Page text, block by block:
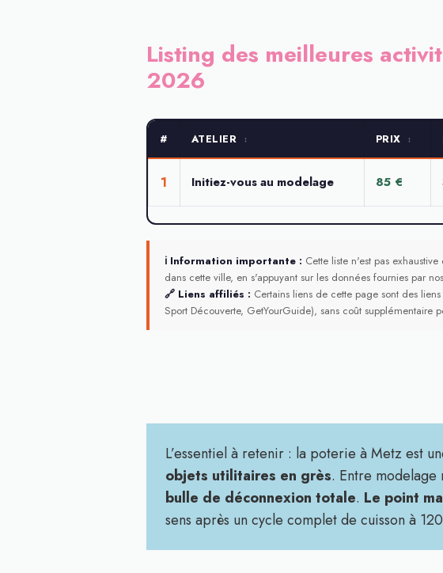
Listing des meilleures
2026
# ATELIER ↕ PRIX ↕
1 Initiez-vous au modelage 85 €
ℹ Information importante : Cette liste n'est pas
dans cette ville, en s'appuyant sur les données fournies par
🔗 Liens affiliés : Certains liens de cette page sont des
Sport Découverte, GetYourGuide), sans coût supplémentaire
L’essentiel à retenir : la poterie à Metz est
objets utilitaires en grès. Entre
bulle de déconnexion totale. Le point
sens après un cycle complet de cuisson à